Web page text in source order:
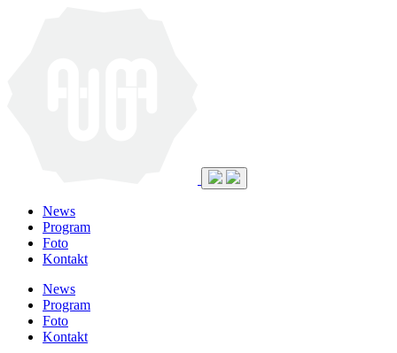
News
Program
Foto
Kontakt
News
Program
Foto
Kontakt